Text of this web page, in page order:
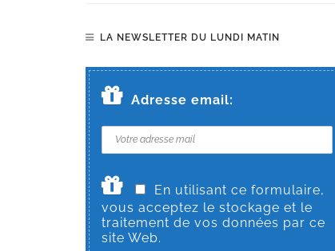
LA NEWSLETTER DU LUNDI MATIN
Adresse email:
En utilisant ce formulaire,
vous acceptez le stockage et le
traitement de vos données par ce
site Web.